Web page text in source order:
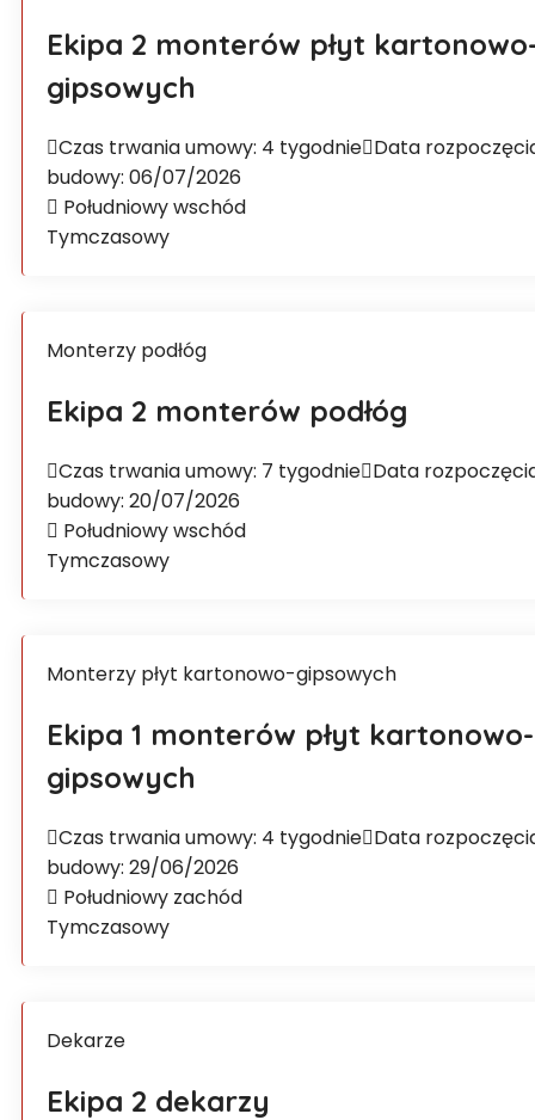
Ekipa 2 monterów płyt
gipsowych
Czas trwania umowy: 4 tygodnie Data
budowy: 06/07/2026
Południowy wschód
Tymczasowy
Monterzy podłóg
Ekipa 2 monterów podłóg
Czas trwania umowy: 7 tygodnie Data
budowy: 20/07/2026
Południowy wschód
Tymczasowy
Monterzy płyt kartonowo-gipsowych
Ekipa 1 monterów płyt kartonowo-
gipsowych
Czas trwania umowy: 4 tygodnie Data
budowy: 29/06/2026
Południowy zachód
Tymczasowy
Dekarze
Ekipa 2 dekarzy